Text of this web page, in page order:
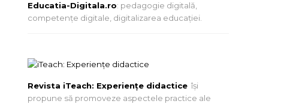
Educatia-Digitala.ro: pedagogie digitală,
competențe digitale, digitalizarea educației.
Revista iTeach: Experienţe didactice îşi
propune să promoveze aspectele practice ale